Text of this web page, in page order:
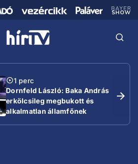
1 perc
Dornfeld László: Baka András
erkölcsileg megbukott és
alkalmatlan államfőnek